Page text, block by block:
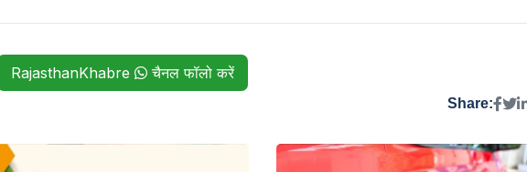
RajasthanKhabre चैनल फॉलो करें
Share: